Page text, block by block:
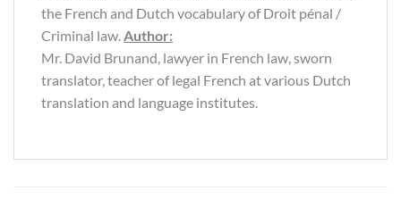
the French and Dutch vocabulary of Droit pénal /
Criminal law.Author:
Mr. David Brunand, lawyer in French law, sworn
translator, teacher of legal French at various Dutch
translation and language institutes.